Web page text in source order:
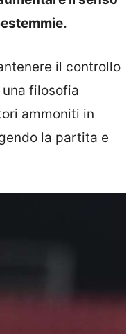
il controllo
filosofia
ammoniti in
la partita e